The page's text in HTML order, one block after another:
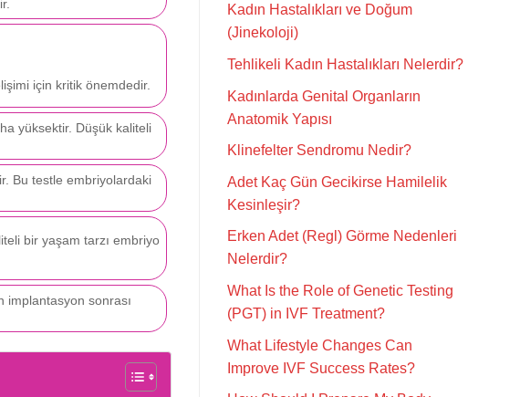
için kritik önemdedir.
yüksektir. Düşük kaliteli
Bu testle embriyolardaki
bir yaşam tarzı embriyo
implantasyon sonrası
Kadın Hastalıkları ve Doğum
(Jinekoloji)
Tehlikeli Kadın Hastalıkları Nelerdir?
Kadınlarda Genital Organların
Anatomik Yapısı
Klinefelter Sendromu Nedir?
Adet Kaç Gün Gecikirse Hamilelik
Kesinleşir?
Erken Adet (Regl) Görme Nedenleri
Nelerdir?
What Is the Role of Genetic Testing
(PGT) in IVF Treatment?
What Lifestyle Changes Can
Improve IVF Success Rates?